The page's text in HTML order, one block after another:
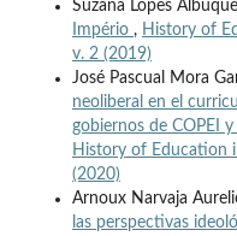
Suzana Lopes
Império , History of
v. 2 (2019)
José Pascual Mora
neoliberal en el
gobiernos de COPEI
History of Education
(2020)
Arnoux Narvaja
las perspectivas